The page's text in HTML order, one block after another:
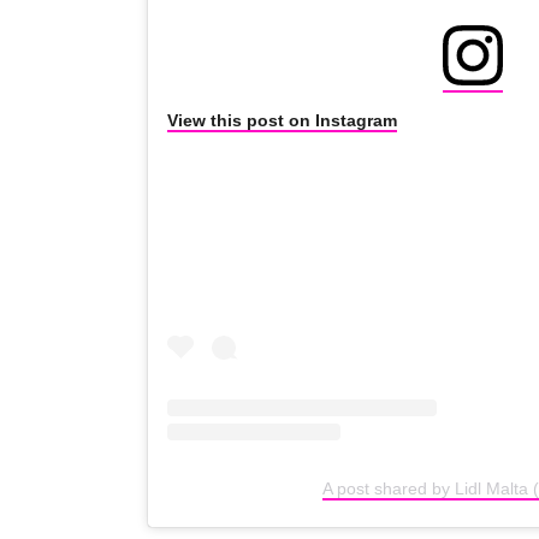
View this post on Instagram
A post shared by Lidl Malta